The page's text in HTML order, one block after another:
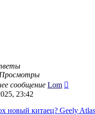
Просмотры
сообщение Lom
23:42
новый китаец? Geely